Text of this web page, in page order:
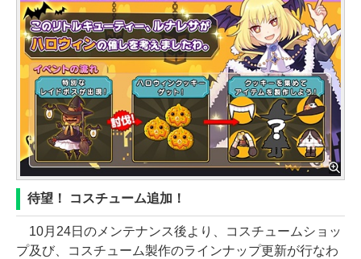
待望！ コスチューム追加！
10月24日のメンテナンス後より、コスチュームショッ
プ及び、コスチューム製作のラインナップ更新が行なわ